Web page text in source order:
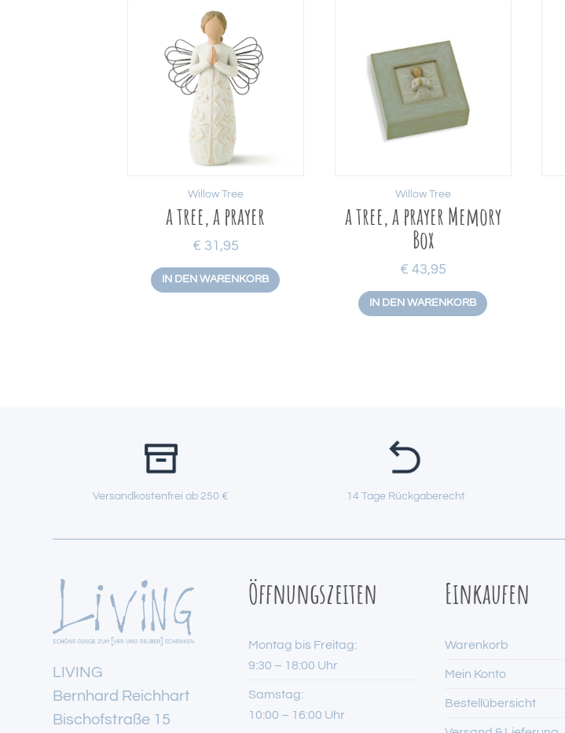
a tree, a prayer
€ 31,95
IN DEN WARENKORB
Willow Tree
a tree, a prayer Memory
Box
€ 43,95
IN DEN WARENKORB
Willow Tree
Versandkostenfrei ab 250 € 14 Tage Rückgaberecht
LIVING
Bernhard Reichhart
Bischofstraße 15
Öffnungszeiten
Montag bis Freitag:
9:30 – 18:00 Uhr
Samstag:
10:00 – 16:00 Uhr
Einkaufen
Warenkorb
Mein Konto
Bestellübersicht